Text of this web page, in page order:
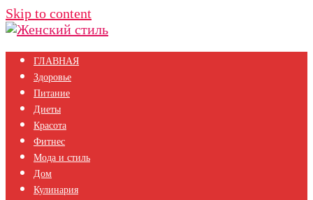
Skip to content
ГЛАВНАЯ
Здоровье
Питание
Диеты
Красота
Фитнес
Мода и стиль
Дом
Кулинария